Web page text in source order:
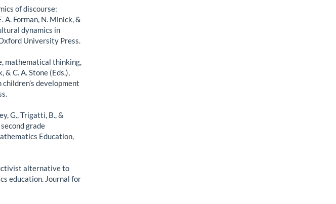
of discourse:
A. Forman, N. Minick, &
dynamics in
University Press.
mathematical thinking,
& C. A. Stone (Eds.),
development
G., Trigatti, B., &
grade
Education,
alternative to
education. Journal for